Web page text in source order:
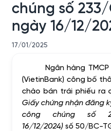
chúng số
ngày 16/12/
17/01/2025
Ngân hàng
(VietinBank) công bố
chào bán trái phiếu ra
Giấy chứng nhận đăng
công chúng số
16/12/2024) số 50/BC-